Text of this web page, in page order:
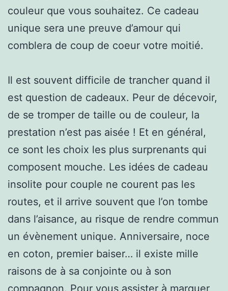
couleur que vous souhaitez. Ce cadeau
unique sera une preuve d’amour qui
comblera de coup de coeur votre moitié.
Il est souvent difficile de trancher quand il
est question de cadeaux. Peur de décevoir,
de se tromper de taille ou de couleur, la
prestation n’est pas aisée ! Et en général,
ce sont les choix les plus surprenants qui
composent mouche. Les idées de cadeau
insolite pour couple ne courent pas les
routes, et il arrive souvent que l’on tombe
dans l’aisance, au risque de rendre commun
un évènement unique. Anniversaire, noce
en coton, premier baiser… il existe mille
raisons de à sa conjointe ou à son
compagnon. Pour vous assister à marquer